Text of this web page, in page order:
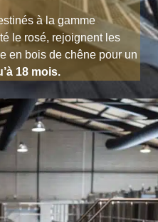
à la gamme
le rosé, rejoignent les
en bois de chêne pour un
18 mois.